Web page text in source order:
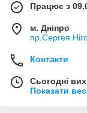
Працює з
м. Дніпро
пр.Сергея
Контакти
Сьогодні
Показати